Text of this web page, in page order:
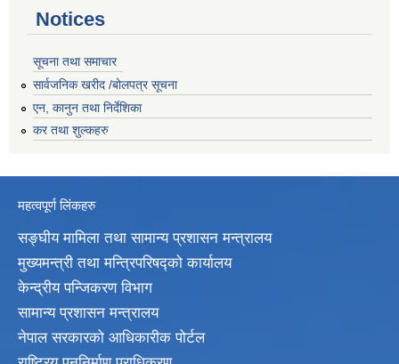
Notices
सूचना तथा समाचार
सार्वजनिक खरीद /बोलपत्र सूचना
एन, कानुन तथा निर्देशिका
कर तथा शुल्कहरु
महत्वपूर्ण लिंकहरु
सङ्घीय मामिला तथा सामान्य प्रशासन मन्त्रालय
मुख्यमन्त्री तथा मन्त्रिपरिषद्‍को कार्यालय
केन्द्रीय पन्जिकरण विभाग
सामान्य प्रशासन मन्त्रालय
नेपाल सरकारको आधिकारीक पोर्टल